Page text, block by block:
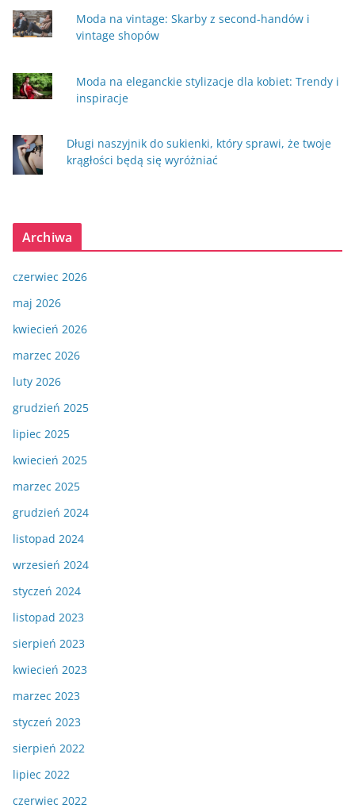
Moda na vintage: Skarby z second-handów i
vintage shopów
Moda na eleganckie stylizacje dla kobiet: Trendy i
inspiracje
Długi naszyjnik do sukienki, który sprawi, że twoje
krągłości będą się wyróżniać
Archiwa
czerwiec 2026
maj 2026
kwiecień 2026
marzec 2026
luty 2026
grudzień 2025
lipiec 2025
kwiecień 2025
marzec 2025
grudzień 2024
listopad 2024
wrzesień 2024
styczeń 2024
listopad 2023
sierpień 2023
kwiecień 2023
marzec 2023
styczeń 2023
sierpień 2022
lipiec 2022
czerwiec 2022